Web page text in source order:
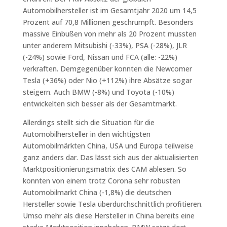
Automobilhersteller ist im Gesamtjahr 2020 um 14,5
Prozent auf 70,8 Millionen geschrumpft. Besonders
massive Einbußen von mehr als 20 Prozent mussten
unter anderem Mitsubishi (-33%), PSA (-28%), JLR
(-24%) sowie Ford, Nissan und FCA (alle: -22%)
verkraften. Demgegenüber konnten die Newcomer
Tesla (+36%) oder Nio (+112%) ihre Absätze sogar
steigern. Auch BMW (-8%) und Toyota (-10%)
entwickelten sich besser als der Gesamtmarkt.
Allerdings stellt sich die Situation für die
Automobilhersteller in den wichtigsten
Automobilmärkten China, USA und Europa teilweise
ganz anders dar. Das lässt sich aus der aktualisierten
Marktpositionierungsmatrix des CAM ablesen. So
konnten von einem trotz Corona sehr robusten
Automobilmarkt China (-1,8%) die deutschen
Hersteller sowie Tesla überdurchschnittlich profitieren.
Umso mehr als diese Hersteller in China bereits eine